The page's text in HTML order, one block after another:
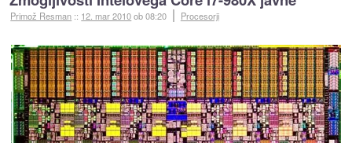
Primož Resman :: 12. mar 2010ob 08:20 Procesorji